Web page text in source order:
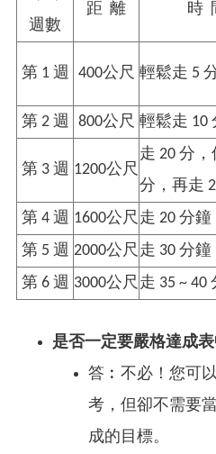
週數
距 離 時
第 1 週 400公尺 輕鬆走 5
第 2 週 800公尺 輕鬆走 10
第 3 週 1200公尺
走 20 分，
分，再走
第 4 週 1600公尺走 20 分鐘
第 5 週 2000公尺走 30 分鐘
第 6 週 3000公尺走 35 ~ 40
是否一定要嚴格達成
答︰不必！您可
考，但卻不需要
成的目標。